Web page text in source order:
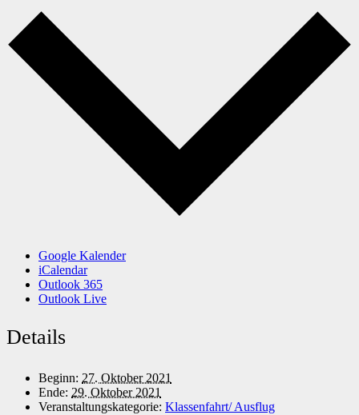
Google Kalender
iCalendar
Outlook 365
Outlook Live
Details
Beginn: 27. Oktober 2021
Ende: 29. Oktober 2021
Veranstaltungskategorie: Klassenfahrt/ Ausflug